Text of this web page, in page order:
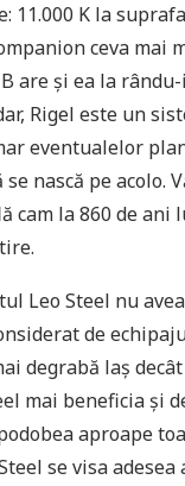
11.000 K la
ceva mai
are și ea la
Rigel este un
eventualelor
nască pe acolo.
cam la 860 de ani
Leo Steel nu
de
degrabă laș
mai beneficia și
aproape
se visa adesea